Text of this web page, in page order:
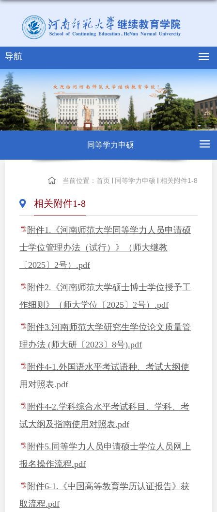
导航
同等学力申硕
当前位置： 首页 同等学力申硕 相关附件1-8
相关附件1-8
附件1.《河南师范大学同等学力人员申请硕
士学位管理办法（试行）》（师大继教
〔2025〕2号）.pdf
附件2.《河南师范大学硕士博士学位授予工
作细则》（师大学位〔2025〕2号）.pdf
附件3.河南师范大学研究生学位论文质量管
理办法 (师大研〔2023〕8号).pdf
附件4-1.外国语水平考试语种、考试大纲使
用对照表.pdf
附件4-2.学科综合水平考试科目、学科、考
试大纲及指南使用对照表.pdf
附件5.同等学力人员申请硕士学位人员网上
报名操作流程.pdf
附件6-1.《中国高等教育学历认证报告》获
取流程.pdf